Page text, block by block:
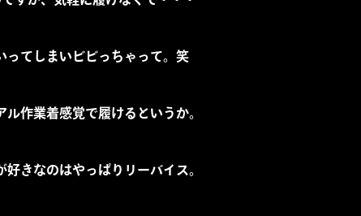
ってしまいビビっちゃって。笑
作業着感覚で履けるというか。
きなのはやっぱりリーバイス。